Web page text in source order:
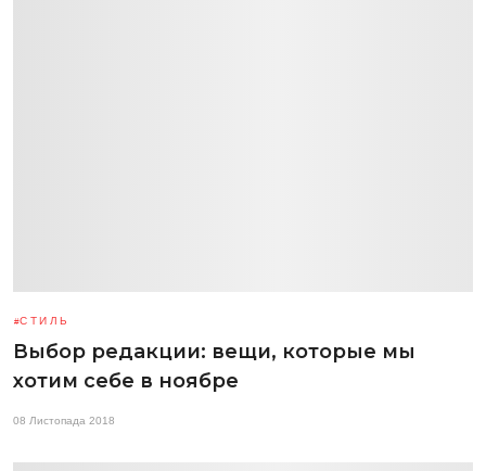
СТИЛЬ
Выбор редакции: вещи, которые мы
хотим себе в ноябре
08 Листопада 2018